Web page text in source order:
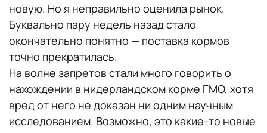
новую. Но я неправильно оценила рынок.
Буквально пару недель назад стало
окончательно понятно — поставка кормов
точно прекратилась.
На волне запретов стали много говорить о
нахождении в нидерландском корме ГМО, хотя
вред от него не доказан ни одним научным
исследованием. Возможно, это какие-то новые